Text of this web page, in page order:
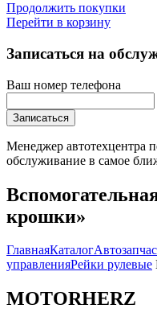
Продолжить покупки
Перейти в корзину
Записаться на
Ваш номер телефона
Записаться
Менеджер автотехцентра
обслуживание в самое
крошки»
ГлавнаяКаталог
управленияРейки рулевые
MOTORHERZ